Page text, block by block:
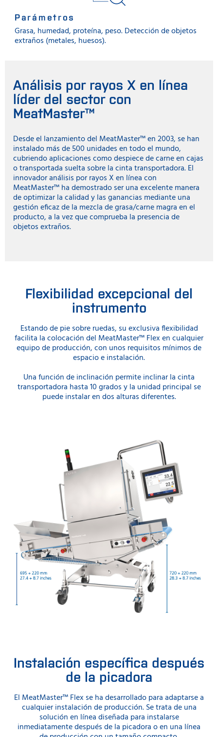
Parámetros
Grasa, humedad, proteína, peso. Detección de objetos
extraños (metales, huesos).
Análisis por rayos X en línea
líder del sector con
MeatMaster™
Desde el lanzamiento del MeatMaster™ en 2003, se han
instalado más de 500 unidades en todo el mundo,
cubriendo aplicaciones como despiece de carne en cajas
o transportada suelta sobre la cinta transportadora. El
innovador análisis por rayos X en línea con
MeatMaster™ ha demostrado ser una excelente manera
de optimizar la calidad y las ganancias mediante una
gestión eficaz de la mezcla de grasa/carne magra en el
producto, a la vez que comprueba la presencia de
objetos extraños.
Flexibilidad excepcional del
instrumento
Estando de pie sobre ruedas, su exclusiva flexibilidad
facilita la colocación del MeatMaster™ Flex en cualquier
equipo de producción, con unos requisitos mínimos de
espacio e instalación.
Una función de inclinación permite inclinar la cinta
transportadora hasta 10 grados y la unidad principal se
puede instalar en dos alturas diferentes.
Instalación específica después
de la picadora
El MeatMaster™️ Flex se ha desarrollado para adaptarse a
cualquier instalación de producción. Se trata de una
solución en línea diseñada para instalarse
inmediatamente después de la picadora o en una línea